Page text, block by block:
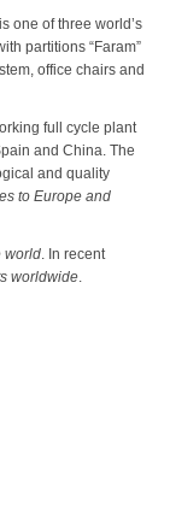
is one of three world’s
partitions “Faram”
office chairs and
full cycle plant
and China. The
and quality
to Europe and
world. In recent
worldwide.